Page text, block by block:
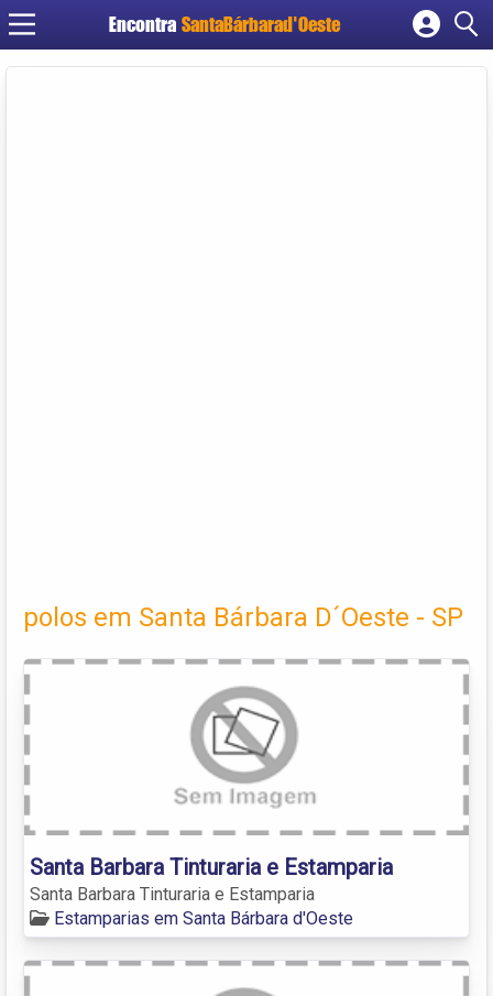
Encontra SantaBárbarad'Oeste
Cadastrar empresa
polos em Santa Bárbara D´Oeste - SP
Santa Barbara Tinturaria e Estamparia
Santa Barbara Tinturaria e Estamparia
Estamparias em Santa Bárbara d'Oeste